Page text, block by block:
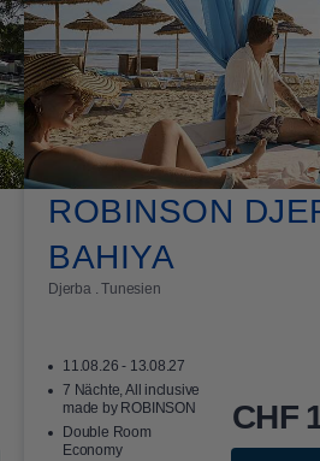
ROBINSON
BAHIYA
Djerba . Tunesien
11.08.26 - 13.08.27
7 Nächte, All inclusive
made by ROBINSON
Double Room
Economy
CHF